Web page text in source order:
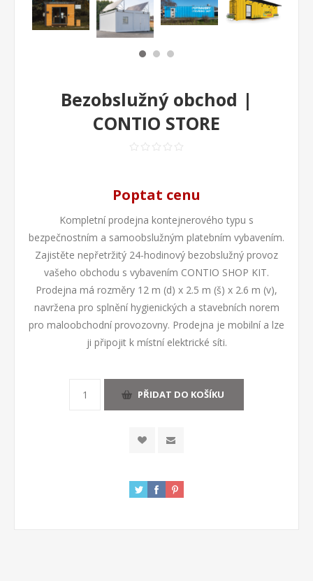
Bezobslužný obchod |
CONTIO STORE
Poptat cenu
Kompletní prodejna kontejnerového typu s
bezpečnostním a samoobslužným platebním vybavením.
Zajistěte nepřetržitý 24-hodinový bezobslužný provoz
vašeho obchodu s vybavením CONTIO SHOP KIT.
Prodejna má rozměry 12 m (d) x 2.5 m (š) x 2.6 m (v),
navržena pro splnění hygienických a stavebních norem
pro maloobchodní provozovny. Prodejna je mobilní a lze
ji připojit k místní elektrické síti.
PŘIDAT DO KOŠÍKU